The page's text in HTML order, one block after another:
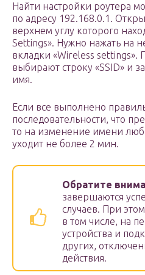
Найти настройки роутера
по адресу 192.168.0.1.
верхнем углу которого
Settings». Нужно нажать на
вкладки «Wireless settings».
выбирают строку «SSID» и
имя.
Если все выполнено
последовательности, что
то на изменение имени
уходит не более 2 мин.
Обратите
завершаются
случаев. При
в том числе, на
устройства и
других,
действия.